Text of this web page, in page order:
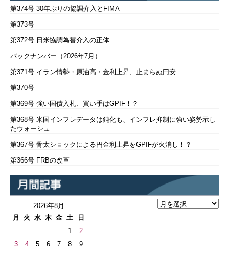
第374号 30年ぶりの協調介入とFIMA
第373号
第372号 日米協調為替介入の正体
バックナンバー（2026年7月）
第371号 イラン情勢・原油高・金利上昇、止まらぬ円安
第370号
第369号 強い国債入札、買い手はGPIF！？
第368号 米国インフレデータは鈍化も、インフレ抑制に強い姿勢示し
たウォーシュ
第367号 骨太ショックによる円金利上昇をGPIFが火消し！？
第366号 FRBの改革
2026年8月
月
火 水 木 金 土 日
1
2
3
4 5 6 7 8
9